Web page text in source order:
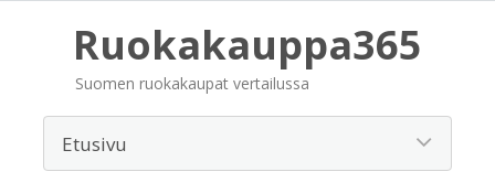
Ruokakauppa365
Suomen ruokakaupat vertailussa